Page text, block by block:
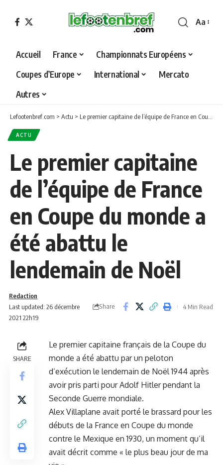
Font
Aa
Accueil France
Championnats Européens
Coupes d’Europe
International
Mercato
Autres
Lefootenbref.com > Actu > Le premier capitaine de l’équipe de France en Coupe du monde a été abattu le lendemain de Noël
ACTU
Le premier capitaine
de l’équipe de France
en Coupe du monde a
été abattu le
lendemain de Noël
Last updated: 26 décembre
2021 22h19
Redaction
Share
4 Min Read
SHARE
Le premier capitaine français de la Coupe du
monde a été abattu par un peloton
d’exécution le lendemain de Noël 1944 après
avoir pris parti pour Adolf Hitler pendant la
Seconde Guerre mondiale.
Alex Villaplane avait porté le brassard pour les
débuts de la France en Coupe du monde
contre le Mexique en 1930, un moment qu’il
avait décrit comme « le plus beau jour de ma